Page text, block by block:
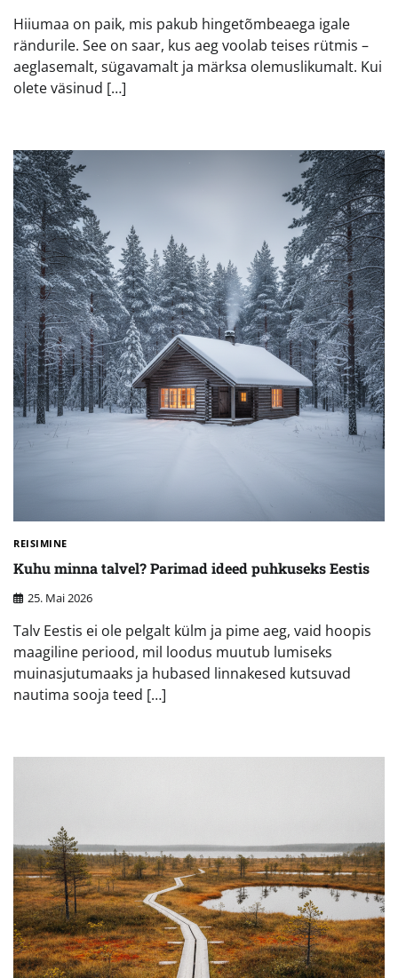
Hiiumaa on paik, mis pakub hingetõmbeaega igale
rändurile. See on saar, kus aeg voolab teises rütmis –
aeglasemalt, sügavamalt ja märksa olemuslikumalt. Kui
olete väsinud […]
REISIMINE
Kuhu minna talvel? Parimad ideed puhkuseks Eestis
25. Mai 2026
Talv Eestis ei ole pelgalt külm ja pime aeg, vaid hoopis
maagiline periood, mil loodus muutub lumiseks
muinasjutumaaks ja hubased linnakesed kutsuvad
nautima sooja teed […]